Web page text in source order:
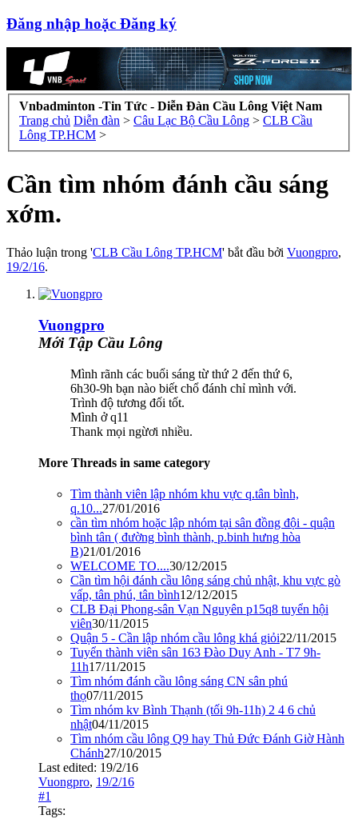
Đăng nhập hoặc Đăng ký
Vnbadminton -Tin Tức - Diễn Đàn Cầu Lông Việt Nam
Trang chủ Diễn đàn > Câu Lạc Bộ Cầu Lông > CLB Cầu
Lông TP.HCM >
Cần tìm nhóm đánh cầu sáng
xớm.
Thảo luận trong 'CLB Cầu Lông TP.HCM' bắt đầu bởi Vuongpro,
19/2/16.
Vuongpro
Mới Tập Cầu Lông
Mình rãnh các buổi sáng từ thứ 2 đến thứ 6,
6h30-9h bạn nào biết chổ đánh chỉ mình với.
Trình độ tương đối tốt.
Mình ở q11
Thank mọi ngừơi nhiều.
More Threads in same category
Tìm thành viên lập nhóm khu vực q.tân bình,
q.10...27/01/2016
cần tìm nhóm hoặc lập nhóm tại sân đồng đội - quận
bình tân ( đường bình thành, p.binh hưng hòa
B)21/01/2016
WELCOME TO....30/12/2015
Cần tìm hội đánh cầu lông sáng chủ nhật, khu vực gò
vấp, tân phú, tân bình12/12/2015
CLB Đại Phong-sân Vạn Nguyên p15q8 tuyển hội
viên30/11/2015
Quận 5 - Cần lập nhóm cầu lông khá giỏi22/11/2015
Tuyển thành viên sân 163 Đào Duy Anh - T7 9h-
11h17/11/2015
Tìm nhóm đánh cầu lông sáng CN sân phú
thọ07/11/2015
Tìm nhóm kv Bình Thạnh (tối 9h-11h) 2 4 6 chủ
nhật04/11/2015
Tìm nhóm cầu lông Q9 hay Thủ Đức Đánh Giờ Hành
Chánh27/10/2015
Last edited: 19/2/16
Vuongpro, 19/2/16
#1
Tags: